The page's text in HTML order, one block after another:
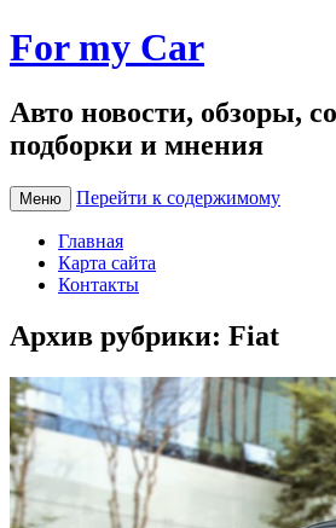
For my Car
Авто новости, обзоры,
подборки и мнения
Меню Перейти к содержимому
Главная
Карта сайта
Контакты
Архив рубрики: Fiat